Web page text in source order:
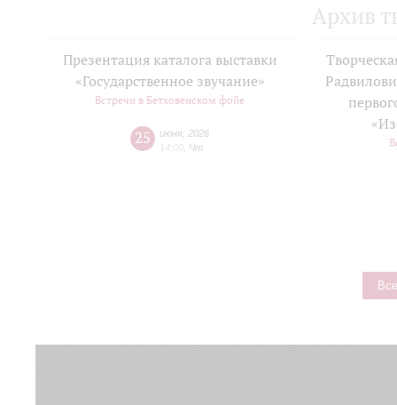
Архив
Презентация каталога выставки
«Государственное звучание»
Встречи в Бетховенском фойе
25 июня 2026
14:00 Чт